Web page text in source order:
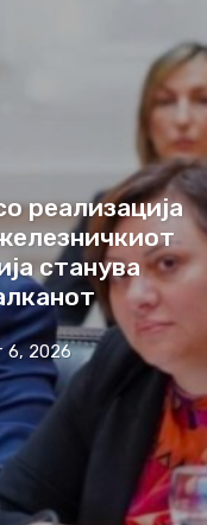
реализација
станува
6, 2026